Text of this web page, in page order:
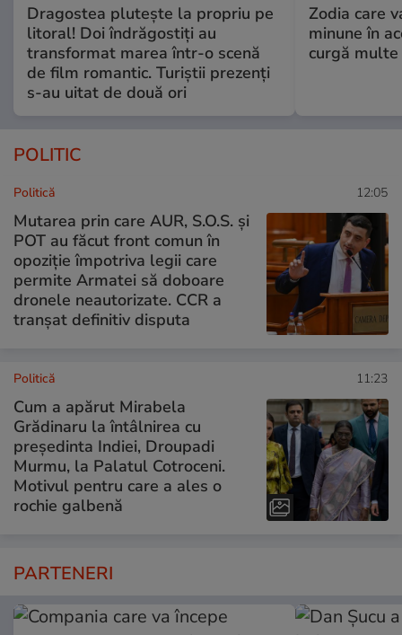
Dragostea plutește la propriu pe
litoral! Doi îndrăgostiți au
transformat marea într-o scenă
de film romantic. Turiștii prezenți
s-au uitat de două ori
Zodia care
minune în
curgă
POLITIC
Politică 12:05
Mutarea prin care AUR, S.O.S. și
POT au făcut front comun în
opoziție împotriva legii care
permite Armatei să doboare
dronele neautorizate. CCR a
tranșat definitiv disputa
Politică 11:23
Cum a apărut Mirabela
Grădinaru la întâlnirea cu
președinta Indiei, Droupadi
Murmu, la Palatul Cotroceni.
Motivul pentru care a ales o
rochie galbenă
PARTENERI